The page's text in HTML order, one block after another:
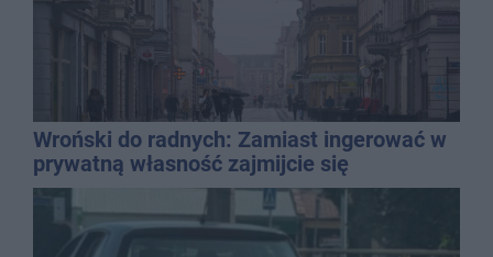
Wroński do radnych: Zamiast ingerować w
prywatną własność zajmijcie się
gospodarką